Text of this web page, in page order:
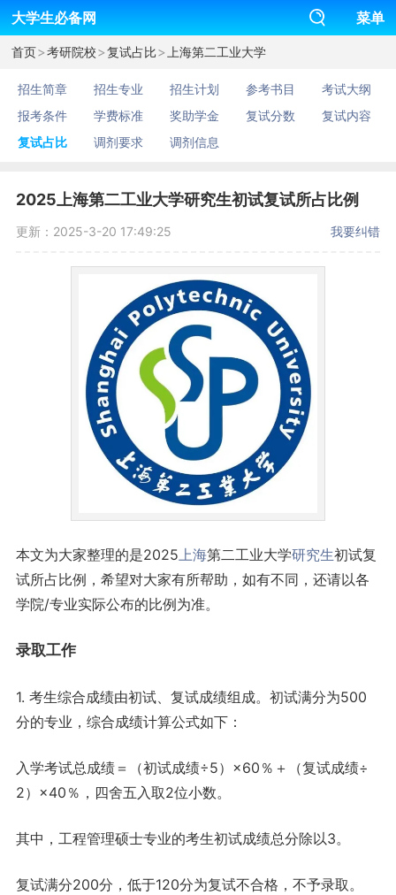
大学生必备网 菜单
首页>考研院校>复试占比> 上海第二工业大学
招生简章 招生专业 招生计划 参考书目
考试大纲
报考条件
学费标准 奖助学金 复试分数
复试内容
复试占比
调剂要求 调剂信息
2025上海第二工业大学研究生初试复试所占比例
更新：2025-3-20 17:49:25 我要纠错
本文为大家整理的是2025上海第二工业大学研究生初试复
试所占比例，希望对大家有所帮助，如有不同，还请以各
学院/专业实际公布的比例为准。
录取工作
1. 考生综合成绩由初试、复试成绩组成。初试满分为500
分的专业，综合成绩计算公式如下：
入学考试总成绩＝（初试成绩÷5）×60％＋（复试成绩÷
2）×40％，四舍五入取2位小数。
其中，工程管理硕士专业的考生初试成绩总分除以3。
复试满分200分，低于120分为复试不合格，不予录取。